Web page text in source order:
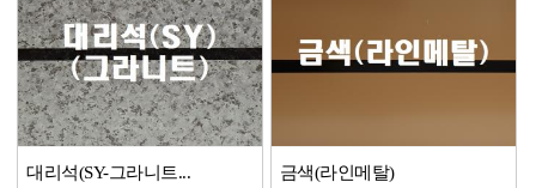
대리석(SY-그라니트... 금색(라인메탈)